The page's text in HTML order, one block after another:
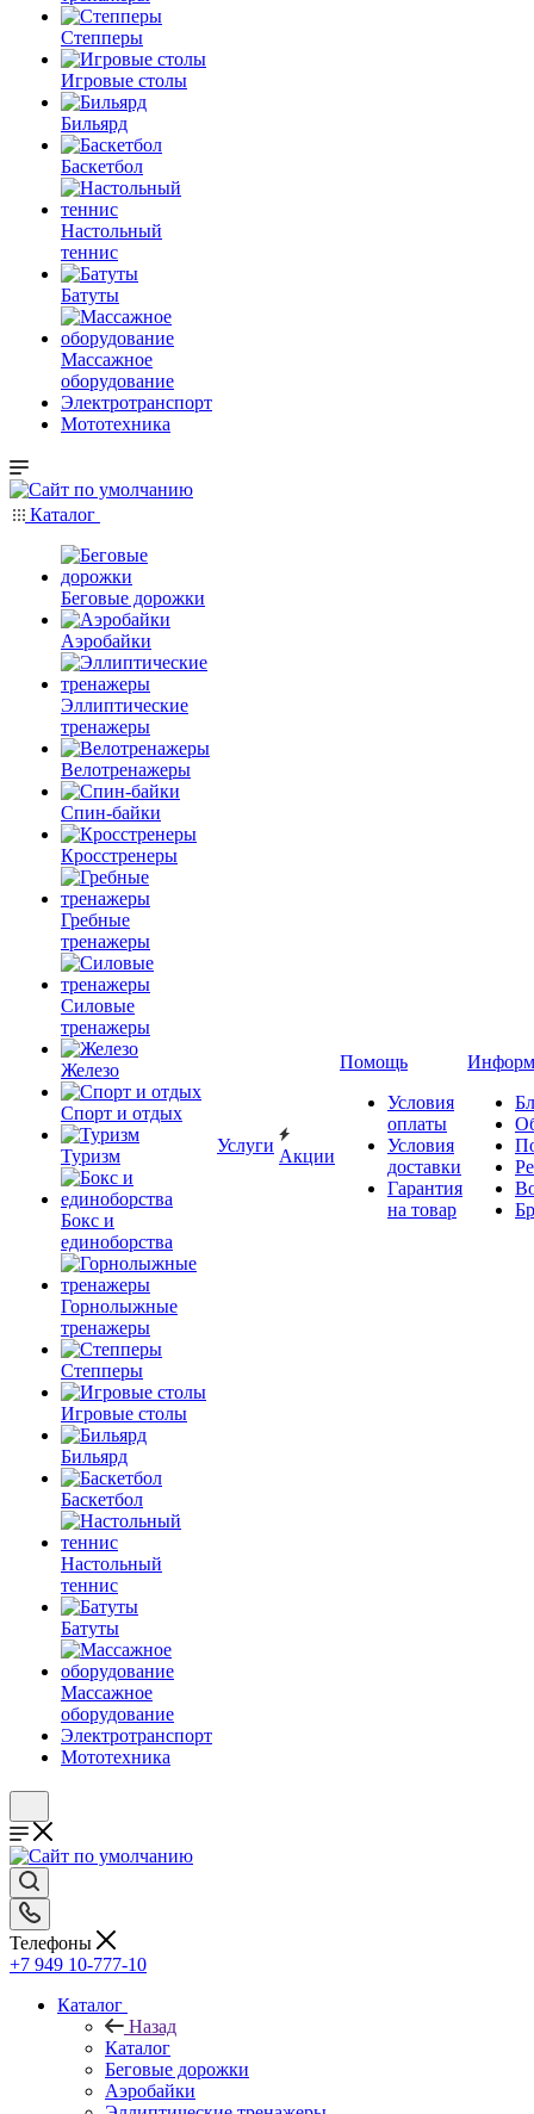
Степперы
Игровые столы
Бильярд
Баскетбол
Настольный
теннис
Батуты
Массажное
оборудование
Электротранспорт
Мототехника
Каталог
Беговые дорожки
Аэробайки
Эллиптические
тренажеры
Велотренажеры
Спин-байки
Кросстренеры
Гребные
тренажеры
Силовые
тренажеры
Железо
Спорт и отдых
Туризм
Бокс и
единоборства
Горнолыжные
тренажеры
Степперы
Игровые столы
Бильярд
Баскетбол
Настольный
теннис
Батуты
Массажное
оборудование
Электротранспорт
Мототехника
Услуги
Акции
Помощь
Условия
оплаты
Условия
доставки
Гарантия
на товар
Телефоны
+7 949 10-777-10
Каталог
Назад
Каталог
Беговые дорожки
Аэробайки